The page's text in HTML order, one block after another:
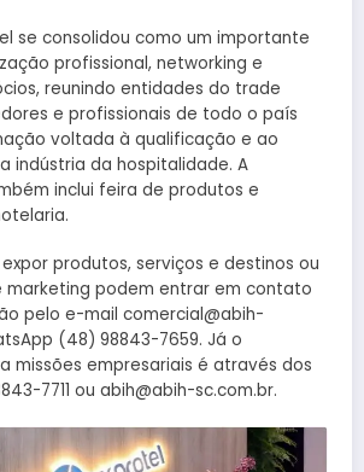
se consolidou como um importante
profissional, networking e
reunindo entidades do trade
e profissionais de todo o país
voltada à qualificação e ao
indústria da hospitalidade. A
inclui feira de produtos e
produtos, serviços e destinos ou
marketing podem entrar em contato
pelo e-mail comercial@abih-
(48) 98843-7659. Já o
missões empresariais é através dos
7711 ou abih@abih-sc.com.br.